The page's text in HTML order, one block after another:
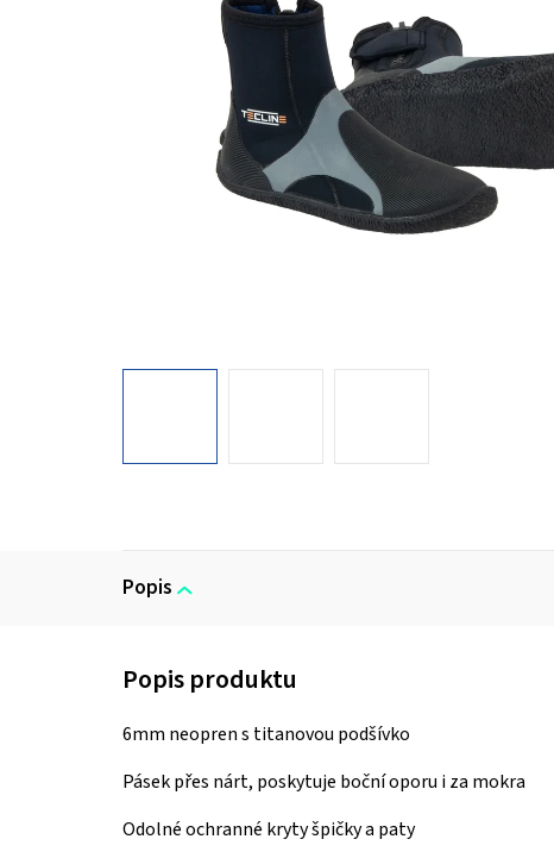
Popis
6mm neopren s titanovou podšívko
Pásek přes nárt, poskytuje boční oporu i za mokra
Odolné ochranné kryty špičky a paty